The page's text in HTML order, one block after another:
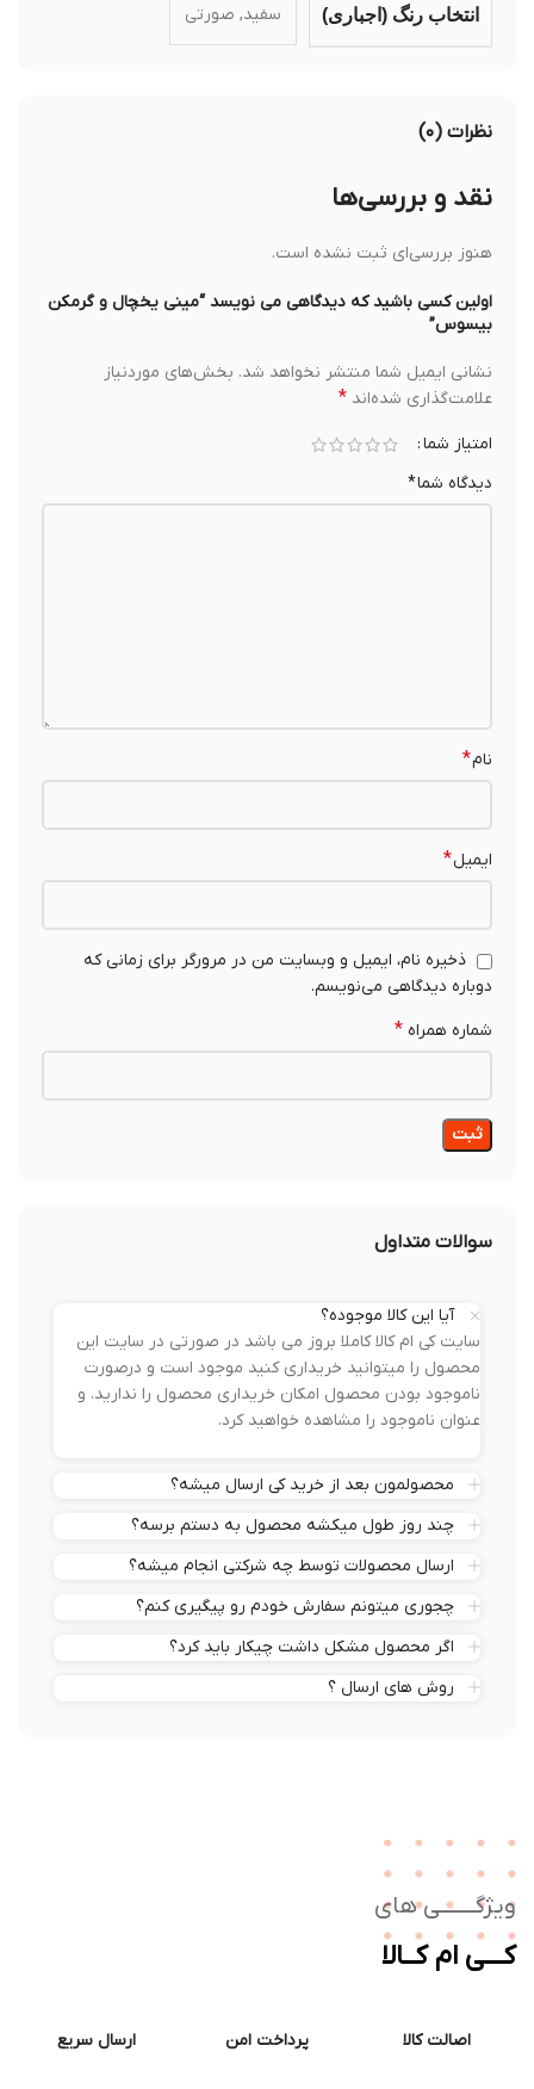
انتخاب رنگ (اجباری) سفید, صورتی
نظرات (۰)
نقد و بررسی‌ها
هنوز بررسی‌ای ثبت نشده است.
اولین کسی باشید که دیدگاهی می نویسد “ميني يخچال و گرمكن
بيسوس”
نشانی ایمیل شما منتشر نخواهد شد. بخش‌های موردنیاز
علامت‌گذاری شده‌اند*
امتیاز شما
دیدگاه شما*
ایمیل*
ذخیره نام، ایمیل و وبسایت من در مرورگر برای زمانی که
دوباره دیدگاهی می‌نویسم.
شماره همراه*
سوالات متداول
آیا این کالا موجوده؟
سایت کی ام کالا کاملا بروز می باشد در صورتی در سایت این
محصول را میتوانید خریداری کنید موجود است و درصورت
ناموجود بودن محصول امکان خریداری محصول را ندارید. و
عنوان ناموجود را مشاهده خواهید کرد.
محصولمون بعد از خرید کی ارسال میشه؟
چند روز طول میکشه محصول به دستم برسه؟
ارسال محصولات توسط چه شرکتی انجام میشه؟
چجوری میتونم سفارش خودم رو پیگیری کنم؟
اگر محصول مشکل داشت چیکار باید کرد؟
روش های ارسال ؟
های
ام کــالا
اصالت کالا پرداخت امن ارسال سریع